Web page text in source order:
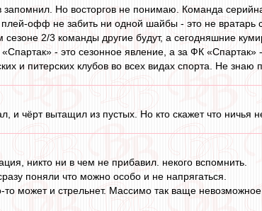
запомнил. Но восторгов не понимаю. Команда
офф не забить ни одной шайбы - это не вратарь
2/3 команды другие будут, а сегодняшние
- это сезонное явление, а за ФК «Спартак» -
и питерских клубов во всех видах спорта. Не знаю
чёрт вытащил из пустых. Но кто скажет что ничья
никто ни в чем не прибавил. некого вспомнить.
поняли что можно особо и не напрягаться.
может и стрельнет. Массимо так ваще